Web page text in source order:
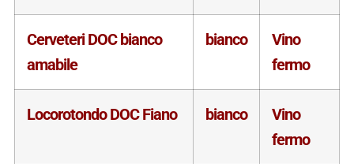
Cerveteri DOC bianco
amabile
bianco
Vino
fermo
Locorotondo DOC Fiano bianco
Vino
fermo